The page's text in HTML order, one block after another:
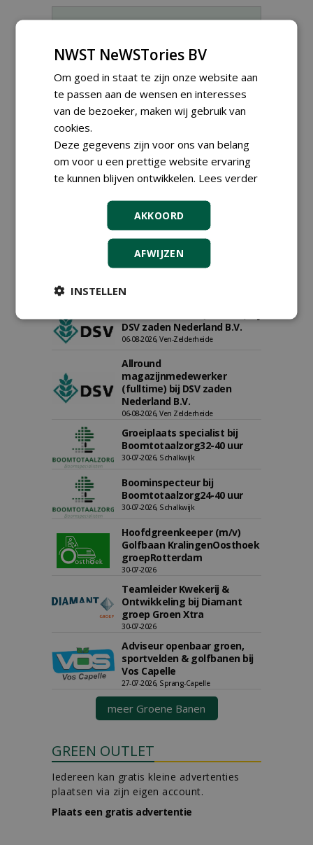
Meld je aan voor onze digitale
Proefveldmedewerker/
Chauffeur
landbouwmachines bij DSV
06-08-2026, Ven-Zelderheide
DSV zaden Nederland B.V.
06-08-2026, Ven-Zelderheide
Allround
magazijnmedewerker
(fulltime) bij DSV zaden
Nederland B.V.
06-08-2026, Ven Zelderheide
Groeiplaats specialist bij
Boomtotaalzorg32-40 uur
30-07-2026, Schalkwijk
Boominspecteur bij
Boomtotaalzorg24-40 uur
30-07-2026, Schalkwijk
Hoofdgreenkeeper (m/v)
Golfbaan KralingenOosthoek
groepRotterdam
30-07-2026
Teamleider Kwekerij &
Ontwikkeling bij Diamant
groep Groen Xtra
30-07-2026
Adviseur openbaar groen,
sportvelden & golfbanen bij
Vos Capelle
27-07-2026, Sprang-Capelle
meer Groene Banen
GREEN OUTLET
Iedereen kan gratis kleine advertenties
plaatsen via zijn eigen account.
Plaats een gratis advertentie
NWST NeWSTories BV
Om goed in staat te zijn onze website aan
te passen aan de wensen en interesses
van de bezoeker, maken wij gebruik van
cookies.
Deze gegevens zijn voor ons van belang
om voor u een prettige website ervaring
te kunnen blijven ontwikkelen. Lees verder
AKKOORD
AFWIJZEN
INSTELLEN